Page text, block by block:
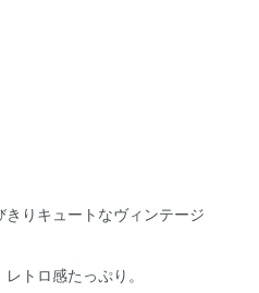
りキュートなヴィンテージ
トロ感たっぷり。